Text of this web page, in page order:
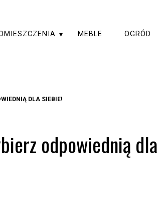
MEBLE OGRÓD
DLA SIEBIE!
odpowiednią dla